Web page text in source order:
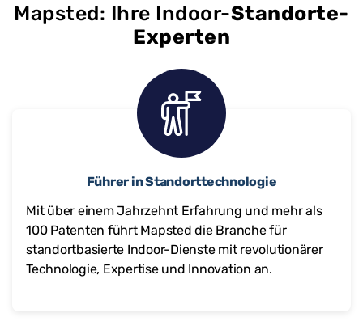
Mapsted: Ihre Indoor-Standorte-
Experten
Führer in Standorttechnologie
Mit über einem Jahrzehnt Erfahrung und mehr als
100 Patenten führt Mapsted die Branche für
standortbasierte Indoor-Dienste mit revolutionärer
Technologie, Expertise und Innovation an.